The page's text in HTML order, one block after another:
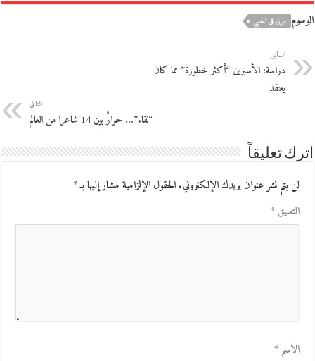
الوسوم مرزوق الحلبي
السابق
دراسة: الأسبرين “أكثر خطورة” مما كان
يعتقد
التالي
“لقاء”… حوارٌ بين 14 شاعرا من العالم
اترك تعليقاً
لن يتم نشر عنوان بريدك الإلكتروني.الحقول الإلزامية مشار إليها بـ*
التعليق*
الاسم*